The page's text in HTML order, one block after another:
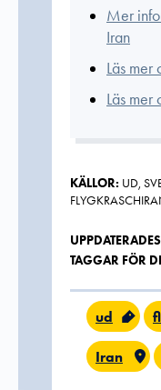
Mer
Iran
Läs mer
Läs mer
KÄLLOR: UD,
UPPDATERADES
TAGGAR FÖR
ud
Iran